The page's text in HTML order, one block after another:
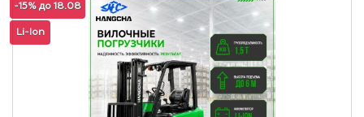
Li-Ion
-15% до 18.08